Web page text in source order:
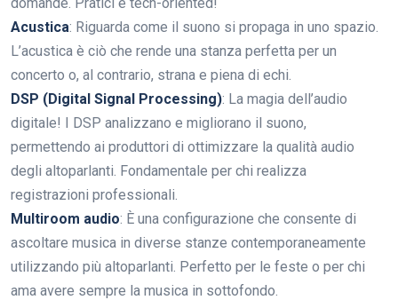
Acustica: Riguarda come il suono si propaga in uno spazio.
L’acustica è ciò che rende una stanza perfetta per un
concerto o, al contrario, strana e piena di echi.
DSP (Digital Signal Processing): La magia dell’audio
digitale! I DSP analizzano e migliorano il suono,
permettendo ai produttori di ottimizzare la qualità audio
degli altoparlanti. Fondamentale per chi realizza
registrazioni professionali.
Multiroom audio: È una configurazione che consente di
ascoltare musica in diverse stanze contemporaneamente
utilizzando più altoparlanti. Perfetto per le feste o per chi
ama avere sempre la musica in sottofondo.